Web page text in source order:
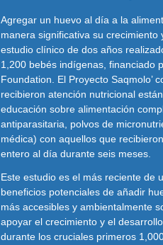
Agregar un huevo al día a la
manera significativa su
estudio clínico de dos años
1,200 bebés indígenas, financiado
Foundation. El Proyecto Saqmolo’
recibieron atención nutricional
educación sobre alimentación
antiparasitaria, polvos de
médica) con aquellos que
entero al día durante seis meses.
Este estudio es el más reciente de
beneficios potenciales de añadir
más accesibles y ambientalmente
apoyar el crecimiento y el
durante los cruciales primeros